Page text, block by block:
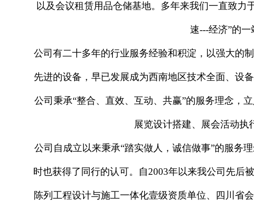
以及会议租赁用品仓储基地。多年来我们一直致力
速---经济”的一
公司有二十多年的行业服务经验和积淀，以强大的
先进的设备，早已发展成为西南地区技术全面、设
公司秉承“整合、直效、互动、共赢”的服务理念，
展览设计搭建、展会活动执
公司自成立以来秉承“踏实做人，诚信做事”的服务
时也获得了同行的认可。自2003年以来我公司先后
陈列工程设计与施工一体化壹级资质单位、四川省